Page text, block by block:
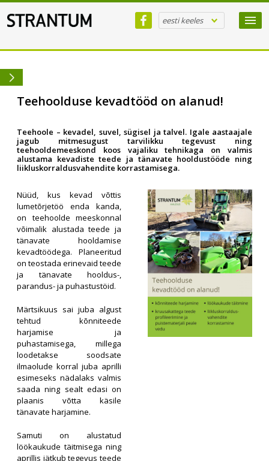
eesti keeles
Teehoolduse kevadtööd on alanud!
Teehoole – kevadel, suvel, sügisel ja talvel. Igale aastaajale
jagub mitmesugust tarvilikku tegevust ning
teehooldemeeskond koos vajaliku tehnikaga on valmis
alustama kevadiste teede ja tänavate hooldustööde ning
liikluskorraldusvahendite korrastamisega.
Nüüd, kus kevad võttis
lumetõrjetöö enda kanda,
on teehoolde meeskonnal
võimalik alustada teede ja
tänavate hooldamise
kevadtöödega. Planeeritud
on teostada erinevaid teede
ja tänavate hooldus-,
parandus- ja puhastustöid.
Märtsikuus sai juba algust
tehtud kõnniteede
harjamise ja
puhastamisega, millega
loodetakse soodsate
ilmaolude korral juba aprilli
esimeseks nädalaks valmis
saada ning sealt edasi on
plaanis võtta käsile
tänavate harjamine.
Samuti on alustatud
löökaukude täitmisega ning
aprillis jätkub tegevus teede